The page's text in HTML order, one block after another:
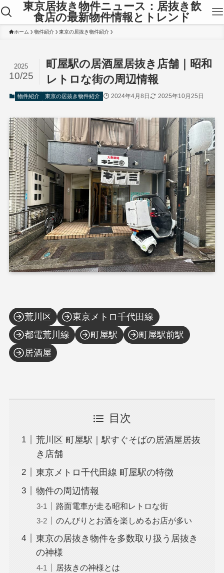
東京居抜き物件ニュース：居抜き飲
食店の最新物件情報とトレンド
ホーム 物件紹介 東京の居抜き物件紹介
町屋駅の居酒屋居抜き店舗｜昭和
レトロな街の周辺情報
2025
10/25
物件紹介 東京の居抜き物件紹介 2024年4月8日 2025年10月25日
荒川区
東京メトロ千代田線
都電荒川線
町屋駅
町屋駅前駅
居酒屋
目次
荒川区 町屋駅｜駅すぐそばの居酒屋居抜
き店舗
東京メトロ千代田線 町屋駅の特徴
物件の周辺情報
路面電車が走る昭和レトロな街
のんびりとお酒を楽しめるお店が多い
東京の居抜き物件を多数取り扱う居抜き
の神様
居抜きの神様とは